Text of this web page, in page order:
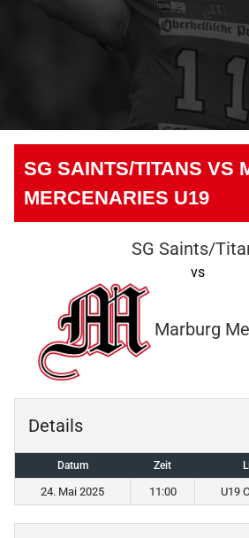
SG SAINTS/TITANS VS
MERCENARIES U19
SG Saints/
vs
Marburg
Details
Datum Zeit
24. Mai 2025 11:00 U19